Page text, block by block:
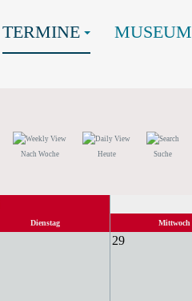
TERMINE MUSEUM
Nach Woche Heute Suche
Dienstag Mittwoch
29